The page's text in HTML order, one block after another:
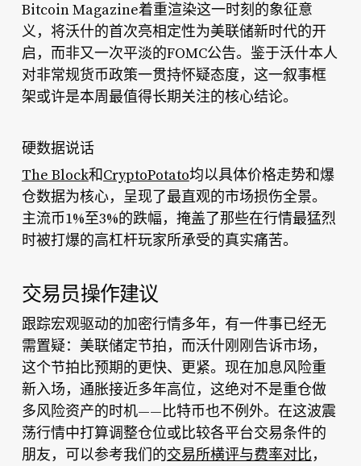
Bitcoin Magazine着重渲染这一时刻的象征意
义，将沃什的首次亮相定性为美联储新时代的开
启，而非又一次平淡的FOMC公告。鉴于沃什本人
对非常规货币政策一贯持怀疑态度，这一叙事框
架或许是本周最值得长期关注的核心结论。
硬数据说话
The Block和CryptoPotato均以具体价格走势和爆
仓数据为核心，呈现了最直观的市场损伤全景。
主流币1%至3%的跌幅，掩盖了那些在行情最猛烈
时被打爆的高杠杆玩家所承受的真实痛苦。
交易员操作建议
跟踪宏观驱动的加密行情多年，有一件事已经无
需置疑：美联储定节拍，而沃什刚刚告诉市场，
这个节拍比预期的更快、更紧。现在加息风险重
新入场，通胀接近多年高位，这绝对不是重仓做
多风险资产的时机——比特币也不例外。在这波震
荡行情中打算调整仓位或比较各平台交易条件的
朋友，可以参考我们的交易所横评与费率对比，